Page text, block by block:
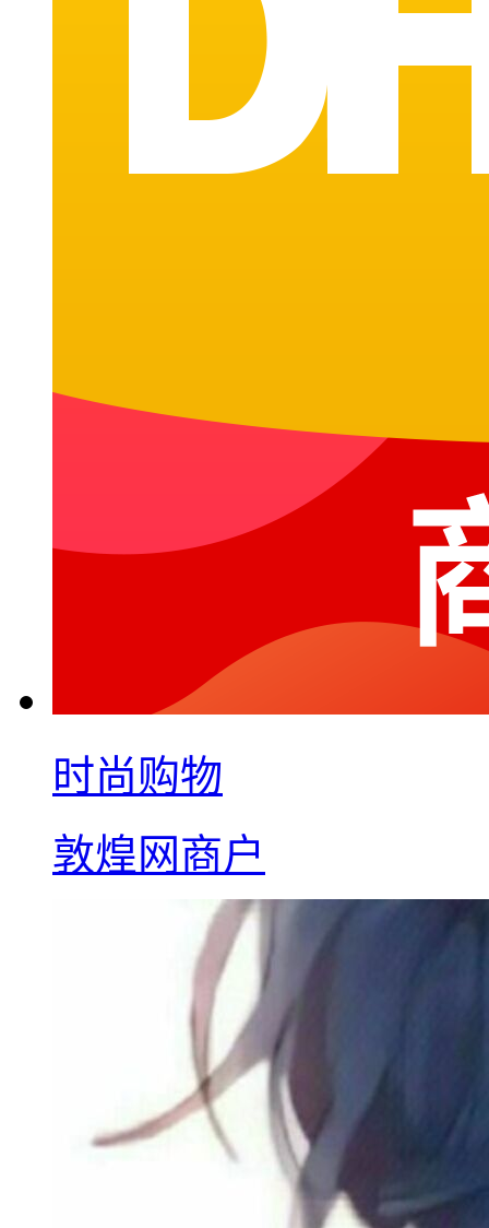
时尚购物
敦煌网商户